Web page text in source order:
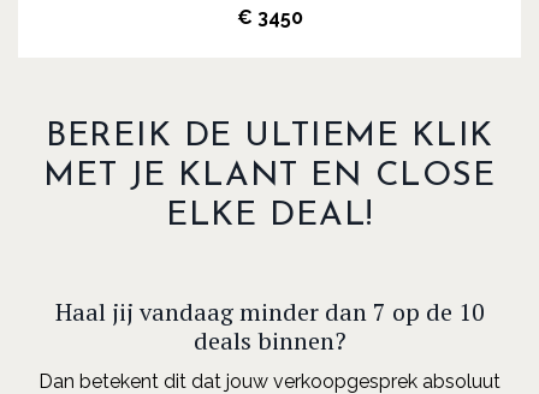
€ 3450
BEREIK DE ULTIEME KLIK
MET JE KLANT EN CLOSE
ELKE DEAL!
Haal jij vandaag minder dan 7 op de 10
deals binnen?
Dan betekent dit dat jouw verkoopgesprek absoluut